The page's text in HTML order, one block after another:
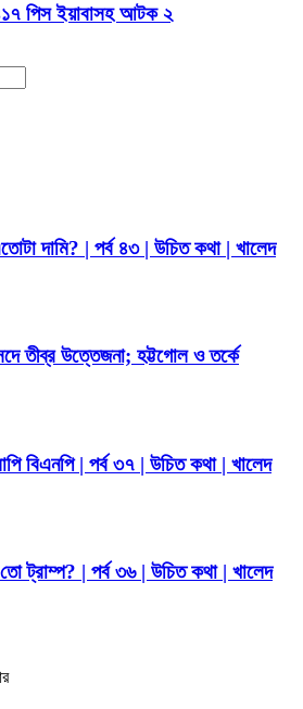
পিস ইয়াবাসহ আটক ২
দামি? | পর্ব ৪৩ | উচিত কথা | খালেদ
তীব্র উত্তেজনা; হট্টগোল ও তর্কে
বিএনপি | পর্ব ৩৭ | উচিত কথা | খালেদ
ট্রাম্প? | পর্ব ৩৬ | উচিত কথা | খালেদ